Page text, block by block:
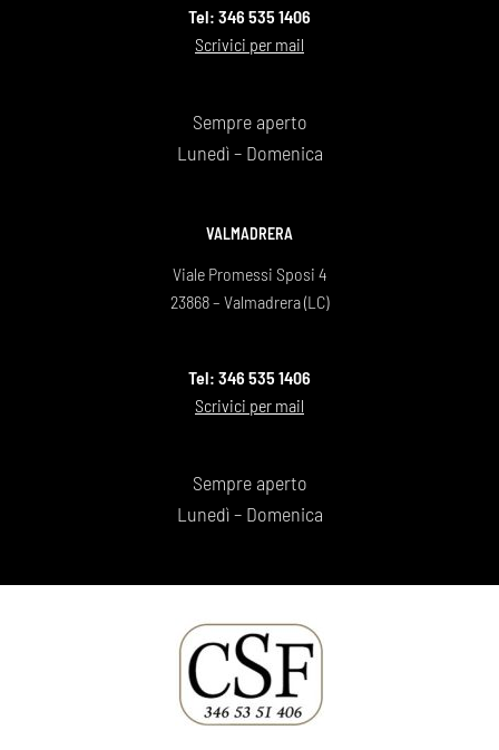
Tel: 346 535 1406
Scrivici per mail
Sempre aperto
Lunedì – Domenica
VALMADRERA
Viale Promessi Sposi 4
23868 – Valmadrera (LC)
Tel: 346 535 1406
Scrivici per mail
Sempre aperto
Lunedì – Domenica